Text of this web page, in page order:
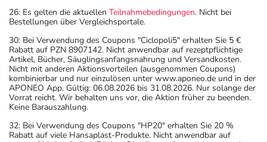
26: Es gelten die aktuellen Teilnahmebedingungen. Nicht bei
Bestellungen über Vergleichsportale.
30: Bei Verwendung des Coupons "Ciclopoli5" erhalten Sie 5 €
Rabatt auf PZN 8907142. Nicht anwendbar auf rezeptpflichtige
Artikel, Bücher, Säuglingsanfangsnahrung und Versandkosten.
Nicht mit anderen Aktionsvorteilen (ausgenommen Coupons)
kombinierbar und nur einzulösen unter www.aponeo.de und in der
APONEO App. Gültig: 06.08.2026 bis 31.08.2026. Nur solange der
Vorrat reicht. Wir behalten uns vor, die Aktion früher zu beenden.
Keine Barauszahlung.
32: Bei Verwendung des Coupons "HP20" erhalten Sie 20 %
Rabatt auf viele Hansaplast-Produkte. Nicht anwendbar auf